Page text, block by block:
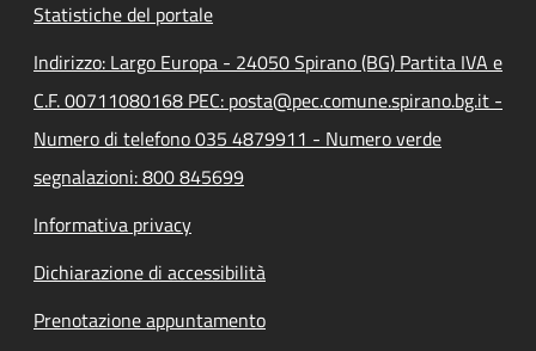
Statistiche del portale
Indirizzo: Largo Europa - 24050 Spirano (BG) Partita IVA e
C.F. 00711080168 PEC: posta@pec.comune.spirano.bg.it -
Numero di telefono 035 4879911 - Numero verde
segnalazioni: 800 845699
Informativa privacy
Dichiarazione di accessibilità
Prenotazione appuntamento